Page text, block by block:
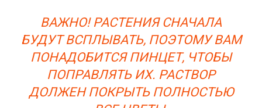
ВАЖНО! РАСТЕНИЯ СНАЧАЛА
БУДУТ ВСПЛЫВАТЬ, ПОЭТОМУ ВАМ
ПОНАДОБИТСЯ ПИНЦЕТ, ЧТОБЫ
ПОПРАВЛЯТЬ ИХ. РАСТВОР
ДОЛЖЕН ПОКРЫТЬ ПОЛНОСТЬЮ